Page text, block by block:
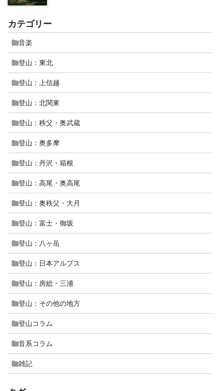
カテゴリー
音楽
登山：東北
登山：上信越
登山：北関東
登山：秩父・奥武蔵
登山：奥多摩
登山：丹沢・箱根
登山：高尾・奥高尾
登山：奥秩父・大月
登山：富士・御坂
登山：八ヶ岳
登山：日本アルプス
登山：房総・三浦
登山：その他の地方
登山コラム
音系コラム
雑記